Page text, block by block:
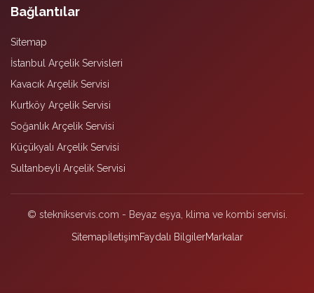
Bağlantılar
Sitemap
İstanbul Arçelik Servisleri
Kavacık Arçelik Servisi
Kurtköy Arçelik Servisi
Soğanlık Arçelik Servisi
Küçükyalı Arçelik Servisi
Sultanbeyli Arçelik Servisi
© steknikservis.com - Beyaz eşya, klima ve kombi servisi.
SitemapİletişimFaydalı BilgilerMarkalar